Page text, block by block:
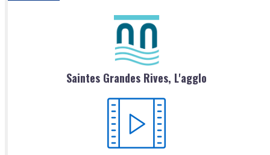
Saintes Grandes Rives, L'agglo